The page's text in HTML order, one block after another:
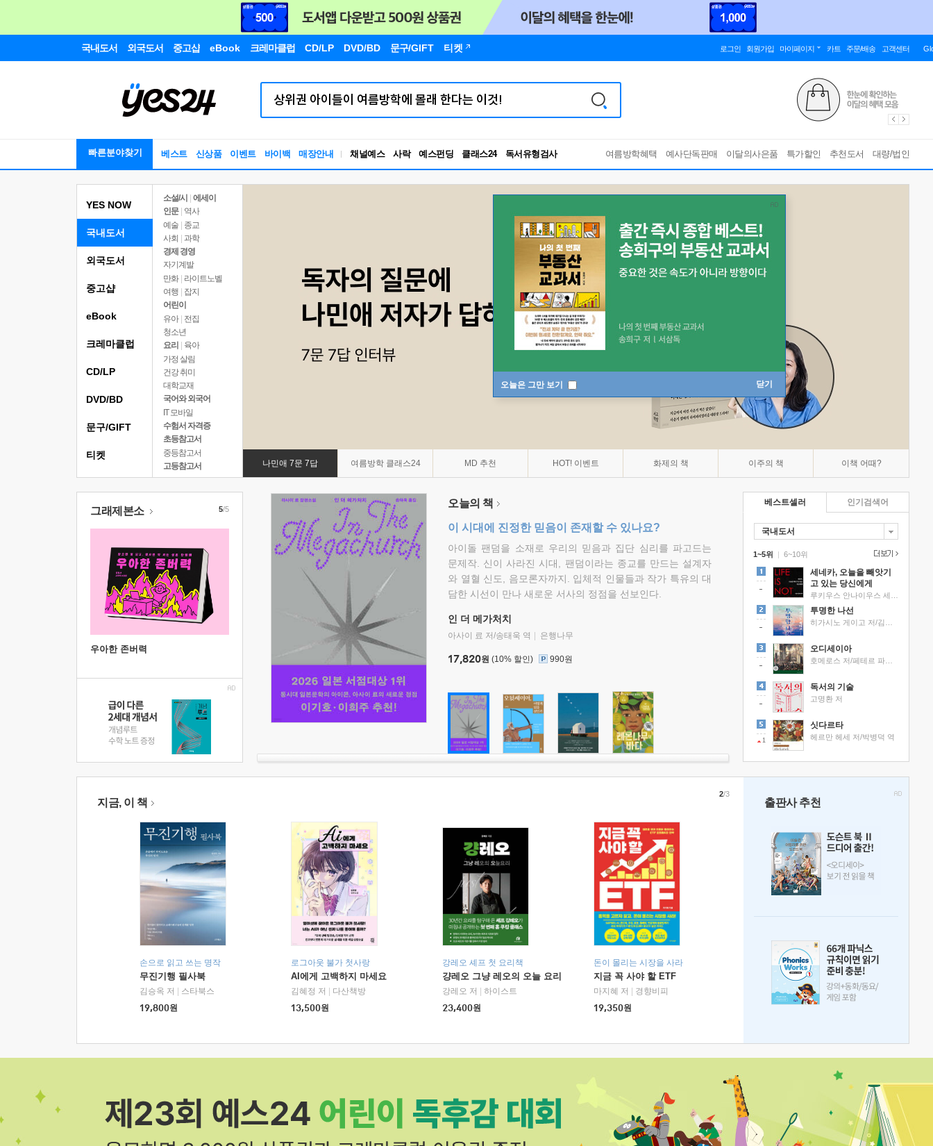
국내도서 외국도서 중고샵 eBook 크레마클럽 CD/LP DVD/BD 문구/GIFT 티켓 로그인 회원가입 마이페이지 카트 주문/배송 고객센터
빠른분야찾기 베스트 신상품 이벤트 바이백 매장안내 채널예스 사락 예스펀딩 클래스24
RBTI Lab
독서유형검사
여름방학혜택 예사단독판매 이달의사은품 특가할인 추천도서 대량/법인
오늘은 그만 보기 닫기
YES NOW
국내도서
소설/시
에세이
인문
역사
예술 | 종교
사회 | 과학
경제 경영
자기계발
만화 | 라이트노벨
여행
잡지
어린이
유아 | 전집
청소년
요리
육아
가정 살림
건강 취미
대학교재
국어와 외국어
IT 모바일
수험서 자격증
초등참고서
중등참고서
고등참고서
나민애 7문 7답 여름방학 클래스24 MD 추천 HOT! 이벤트 화제의 책 이주의 책 이책 어때?
외국도서
중고샵
eBook
크레마클럽
CD/LP
DVD/BD
문구/GIFT
티켓
그래제본소
우아한 존버력
5/5 오늘의 책
이 시대에 진정한 믿음이 존재할 수 있나요?
아이돌 팬덤을 소재로 우리의 믿음과 집단 심리를 파고드는
문제작. 신이 사라진 시대, 팬덤이라는 종교를 만드는 설계자
와 열혈 신도, 음모론자까지. 입체적 인물들과 작가 특유의 대
담한 시선이 만나 새로운 서사의 정점을 선보인다.
인 더 메가처치
아사이 료 저/송태욱 역 은행나무
17,820원 (10% 할인) 990원
베스트셀러
국내도서
1~5위 |
세네카, 오늘을 빼앗기
고 있는 당신에게
투명한 나선
오디세이아
독서의 기술
고명환 저
1
싯다르타
헤르만 헤세 저/박병덕 역
6~10위
인기검색어
지금, 이 책
손으로 읽고 쓰는 명작
무진기행 필사북
김승옥 저
스타북스
19,800원
로그아웃 불가 첫사랑
AI에게 고백하지 마세요
김혜정 저
다산책방
13,500원
강레오 셰프 첫 요리책
걍레오 그냥 레오의 오늘 요리
강레오 저
하이스트
23,400원
돈이 몰리는 시장을 사라
지금 꼭 사야 할 ETF
마지혜 저
경향비피
19,350원
2/3
출판사 추천